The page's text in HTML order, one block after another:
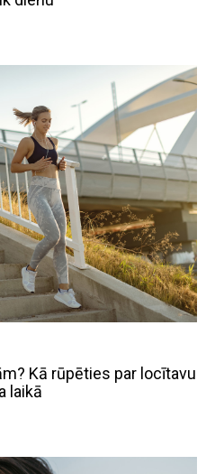
Kā rūpēties par locītavu
laikā